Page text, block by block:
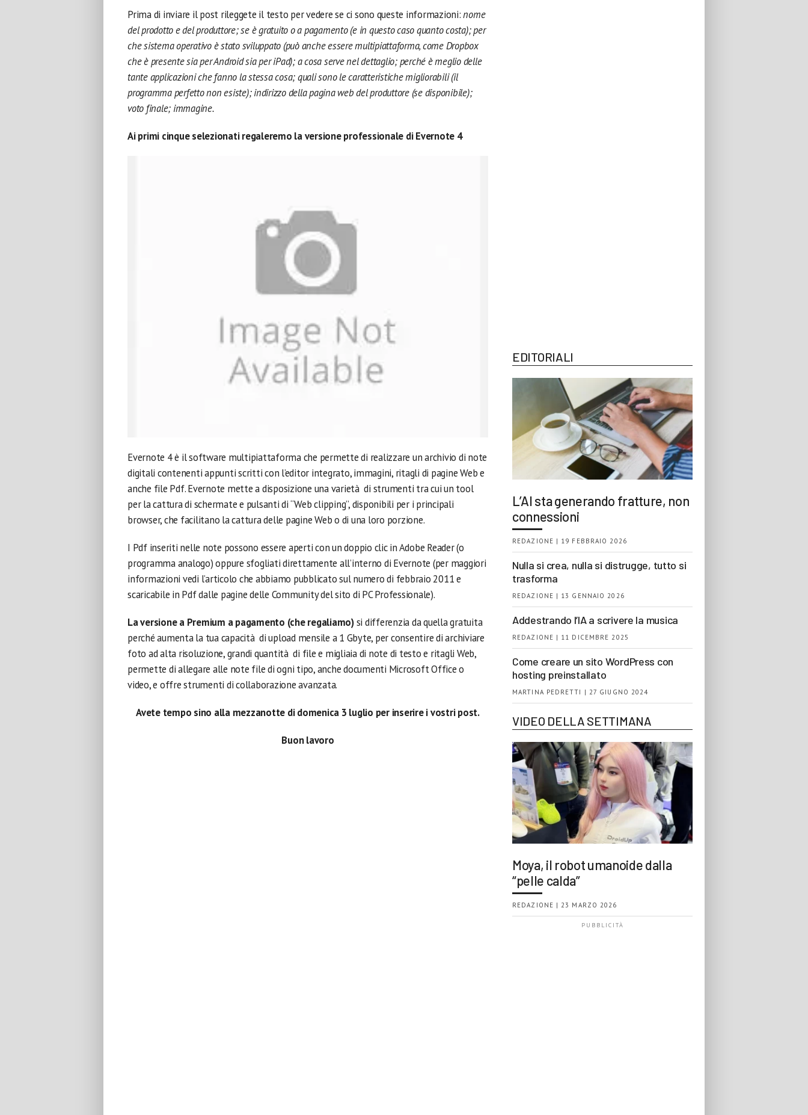
Prima di inviare il post rileggete il testo per vedere se ci sono queste informazioni:nome
del prodotto e del produttore; se è gratuito o a pagamento (e in questo caso quanto costa); per
che sistema operativo è stato sviluppato (può anche essere multipiattaforma, come Dropbox
che è presente sia per Android sia per iPad); a cosa serve nel dettaglio; perché è meglio delle
tante applicazioni che fanno la stessa cosa; quali sono le caratteristiche migliorabili (il
programma perfetto non esiste); indirizzo della pagina web del produttore (se disponibile);
voto finale; immagine.
Ai primi cinque selezionati regaleremo la versione professionale di Evernote 4
Evernote 4 è il software multipiattaforma che permette di realizzare un archivio di note
digitali contenenti appunti scritti con l’editor integrato, immagini, ritagli di pagine Web e
anche file Pdf. Evernote mette a disposizione una varietà di strumenti tra cui un tool
per la cattura di schermate e pulsanti di “Web clipping”, disponibili per i principali
browser, che facilitano la cattura delle pagine Web o di una loro porzione.
I Pdf inseriti nelle note possono essere aperti con un doppio clic in Adobe Reader (o
programma analogo) oppure sfogliati direttamente all’interno di Evernote (per maggiori
informazioni vedi l’articolo che abbiamo pubblicato sul numero di febbraio 2011 e
scaricabile in Pdf dalle pagine delle Community del sito di PC Professionale).
La versione a Premium a pagamento (che regaliamo)si differenzia da quella gratuita
perché aumenta la tua capacità di upload mensile a 1 Gbyte, per consentire di archiviare
foto ad alta risoluzione, grandi quantità di file e migliaia di note di testo e ritagli Web,
permette di allegare alle note file di ogni tipo, anche documenti Microsoft Office o
video, e offre strumenti di collaborazione avanzata.
Avete tempo sino alla mezzanotte di domenica 3 luglio per inserire i vostri post.
Buon lavoro
EDITORIALI
L’AI sta generando fratture, non
connessioni
REDAZIONE | 19 FEBBRAIO 2026
Nulla si crea, nulla si distrugge, tutto si
trasforma
REDAZIONE | 13 GENNAIO 2026
Addestrando l’IA a scrivere la musica
REDAZIONE | 11 DICEMBRE 2025
Come creare un sito WordPress con
hosting preinstallato
MARTINA PEDRETTI | 27 GIUGNO 2024
VIDEO DELLA SETTIMANA
Moya, il robot umanoide dalla
“pelle calda”
REDAZIONE | 23 MARZO 2026